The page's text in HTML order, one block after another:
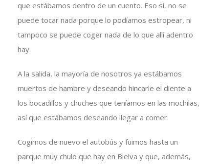
que estábamos dentro de un cuento. Eso sí, no se
puede tocar nada porque lo podíamos estropear, ni
tampoco se puede coger nada de lo que allí adentro
hay.
A la salida, la mayoría de nosotros ya estábamos
muertos de hambre y deseando hincarle el diente a
los bocadillos y chuches que teníamos en las mochilas,
así que estábamos deseando llegar a comer.
Cogimos de nuevo el autobús y fuimos hasta un
parque muy chulo que hay en Bielva y que, además,